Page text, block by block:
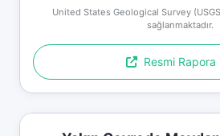
United States Geological Survey
sağlanmaktadır.
Resmi Rapora